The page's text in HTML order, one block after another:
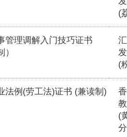
(
管理调解入门技巧证书
）
(
法例(劳工法)证书 (兼读制)
(